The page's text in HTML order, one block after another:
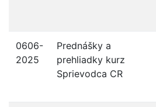
0606-
2025
Prednášky a
prehliadky kurz
Sprievodca CR